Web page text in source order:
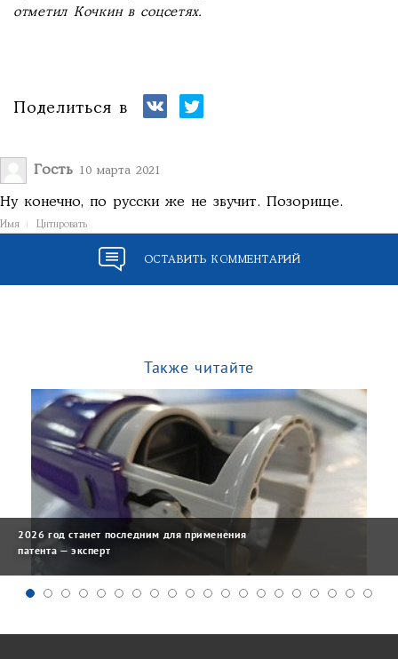
отметил Кочкин в соцсетях.
Поделиться в
Гость 10 марта 2021
Ну конечно, по русски же не звучит. Позорище.
Имя Цитировать
ОСТАВИТЬ КОММЕНТАРИЙ
Также читайте
2026 год станет последним для применения
патента — эксперт